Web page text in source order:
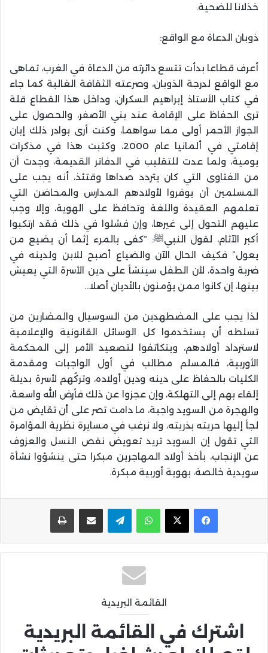
خذلانا للضحية.
ذوبان الدعاة مع الواقع:
أعرف قطاعا بدأت تتسع دائرته من الدعاة في الغرب، تماهى
مع الواقع لدرجة الذوبان، وصرعته الثقافة الغالبة كما جاء
في كتاب الأستاذ إبراهيم السكران، وداخل هذا القطاع قلة
ترى الحفاظ على الإقامة عند بني الأصفر، والحصول على
الجواز الأحمر أولى مما سواهما، وكنت أرى بوادر ذلك إبان
إقامتي في ألمانيا عام 2000، وكتبت هذا في مذكرات
يومية، ولما عدت للتقليب في الدفاتر القديمة، وجدت أن
من الفتاوى التي كان يتردد صداها وقتئذ، أنه يجب على
المسلمين أن يوفروا لأولادهم المدارس والمحاضن التي
تعلمهم العقيدة واللغة وتحافظ على الهوية، وإلا وجب
عليهم التحول إلى غيرها، وإن فشلوا في ذلك فقد ارتكبوا
أكبر الآثام، لقول النبيﷺ: “كفى بالمرء إثما أن يضيع من
يعول” فكيف الحال الآن والضياع أصبح للابن ولدينه في
ضربة واحدة، لأن الطفل سينشأ على دين الأسرة التي يعيش
بينها، إن كانوا ممن يؤمنون بالأديان أصلا…
لذا يجب على المضطهدين من السوسيال والمضارين من
تسلطه أن يستخدموا كل الوسائل القانونية والإعلامية
لاسترداد أولادهم، ويتكاتفوا لتصعيد الأمر إلى المحكمة
الأوربية، فالمسلم مطالب في أول الواجبات ومقدمة
الكليات بالحفاظ على دينه ودين أولاده، وتركُهم لأسرة بديلة
إلقاء بهم إلى التهلكة، وإن عجزوا عن ذلك فأرض الله واسعة،
والهجرة من السويد واجبة، ما دامت تصر على أن تقايض من
لجأ إليها حريته بذريته، ولا نرغب في مسايرة نظرية المؤامرة
التي تقول إن السويد تريد تعويض نقص النسل والعزوف
عن الإنجاب، بأخذ أولاد المهاجرين مبكرا حتى ينشؤوا نشأة
سويدية خالصة، بهوية أوربية مبكرة.
واتساب تيلقرام مشاركة عبر البريد
القائمة البريدية
اشترك في القائمة البريدية